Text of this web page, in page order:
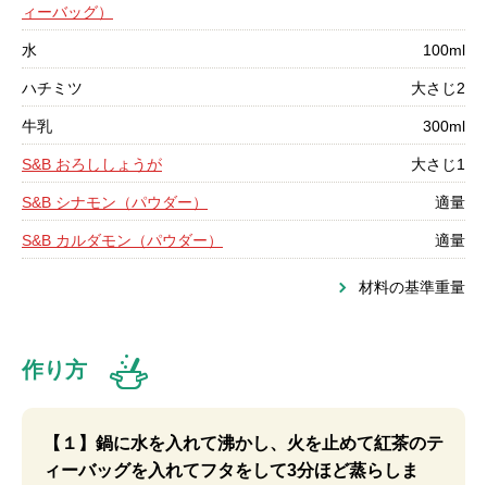
ィーバッグ）
水 100ml
ハチミツ 大さじ2
牛乳 300ml
S&B おろししょうが 大さじ1
S&B シナモン（パウダー） 適量
S&B カルダモン（パウダー） 適量
材料の基準重量
作り方
【１】鍋に水を入れて沸かし、火を止めて紅茶のテ
ィーバッグを入れてフタをして3分ほど蒸らしま